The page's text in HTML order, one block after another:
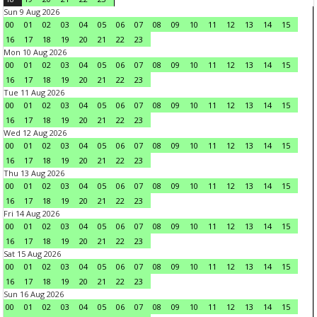
Sun 9 Aug 2026
00
01 02 03 04 05 06 07 08 09 10 11 12 13 14
15
16
17 18 19 20 21 22
23
Mon 10 Aug 2026
00
01 02 03 04 05 06 07 08 09 10 11 12 13 14
15
16
17 18 19 20 21 22
23
Tue 11 Aug 2026
00
01 02 03 04 05 06 07 08 09 10 11 12 13 14
15
16
17 18 19 20 21 22
23
Wed 12 Aug 2026
00
01 02 03 04 05 06 07 08 09 10 11 12 13 14
15
16
17 18 19 20 21 22
23
Thu 13 Aug 2026
00
01 02 03 04 05 06 07 08 09 10 11 12 13 14
15
16
17 18 19 20 21 22
23
Fri 14 Aug 2026
00
01 02 03 04 05 06 07 08 09 10 11 12 13 14
15
16
17 18 19 20 21 22
23
Sat 15 Aug 2026
00
01 02 03 04 05 06 07 08 09 10 11 12 13 14
15
16
17 18 19 20 21 22
23
Sun 16 Aug 2026
00
01 02 03 04 05 06 07 08 09 10 11 12 13 14
15